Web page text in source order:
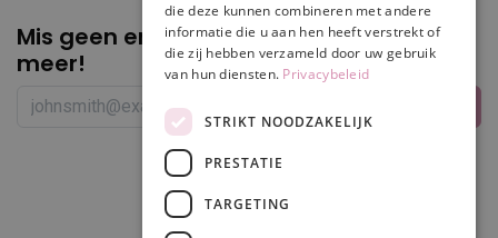
Mis geen enkelepromotie of korting
meer!
die deze kunnen combineren met andere
informatie die u aan hen heeft verstrekt of
die zij hebben verzameld door uw gebruik
van hun diensten. Privacybeleid
STRIKT NOODZAKELIJK
PRESTATIE
TARGETING